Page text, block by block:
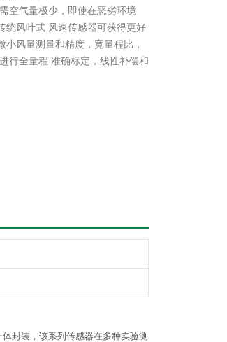
空气量极少，即使在恶劣环境
统风叶式 风速传感器可获得更好
风量测量和精度，宽量程比，
行全量程 准确标定，线性补偿和
封装，该系列传感器在多种实验测